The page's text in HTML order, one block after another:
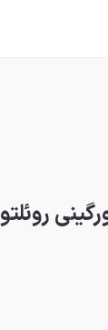
روئلتو